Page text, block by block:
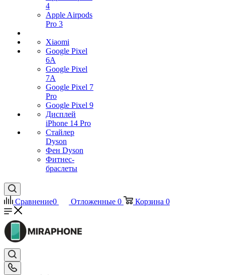
4
Apple Airpods
Pro 3
Xiaomi
Google Pixel
6A
Google Pixel
7А
Google Pixel 7
Pro
Google Pixel 9
Дисплей
iPhone 14 Pro
Стайлер
Dyson
Фен Dyson
Фитнес-
браслеты
Сравнение0 Отложенные 0 Корзина 0